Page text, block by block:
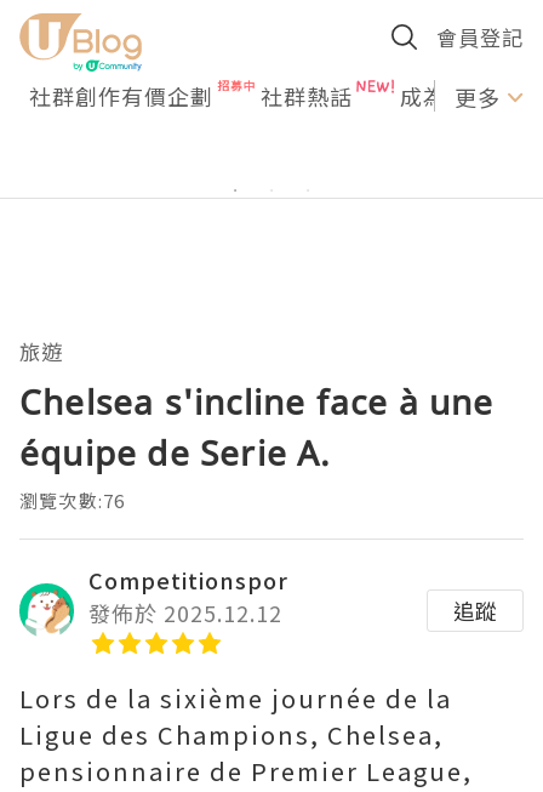
會員登記
社群創作有價企劃 社群熱話 成為U更多
旅遊
Chelsea s'incline face à une
équipe de Serie A.
瀏覽次數:76
Competitionspor
發佈於 2025.12.12
追蹤
Lors de la sixième journée de la
Ligue des Champions, Chelsea,
pensionnaire de Premier League,